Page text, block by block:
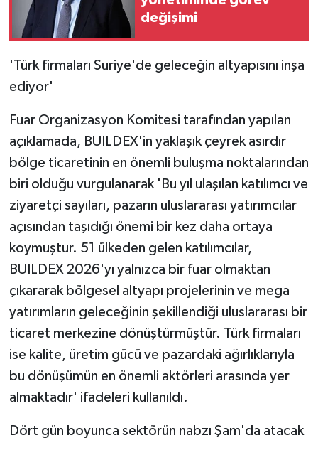
değişimi
'Türk firmaları Suriye'de geleceğin altyapısını inşa
ediyor'
Fuar Organizasyon Komitesi tarafından yapılan
açıklamada, BUILDEX'in yaklaşık çeyrek asırdır
bölge ticaretinin en önemli buluşma noktalarından
biri olduğu vurgulanarak 'Bu yıl ulaşılan katılımcı ve
ziyaretçi sayıları, pazarın uluslararası yatırımcılar
açısından taşıdığı önemi bir kez daha ortaya
koymuştur. 51 ülkeden gelen katılımcılar,
BUILDEX 2026'yı yalnızca bir fuar olmaktan
çıkararak bölgesel altyapı projelerinin ve mega
yatırımların geleceğinin şekillendiği uluslararası bir
ticaret merkezine dönüştürmüştür. Türk firmaları
ise kalite, üretim gücü ve pazardaki ağırlıklarıyla
bu dönüşümün en önemli aktörleri arasında yer
almaktadır' ifadeleri kullanıldı.
Dört gün boyunca sektörün nabzı Şam'da atacak